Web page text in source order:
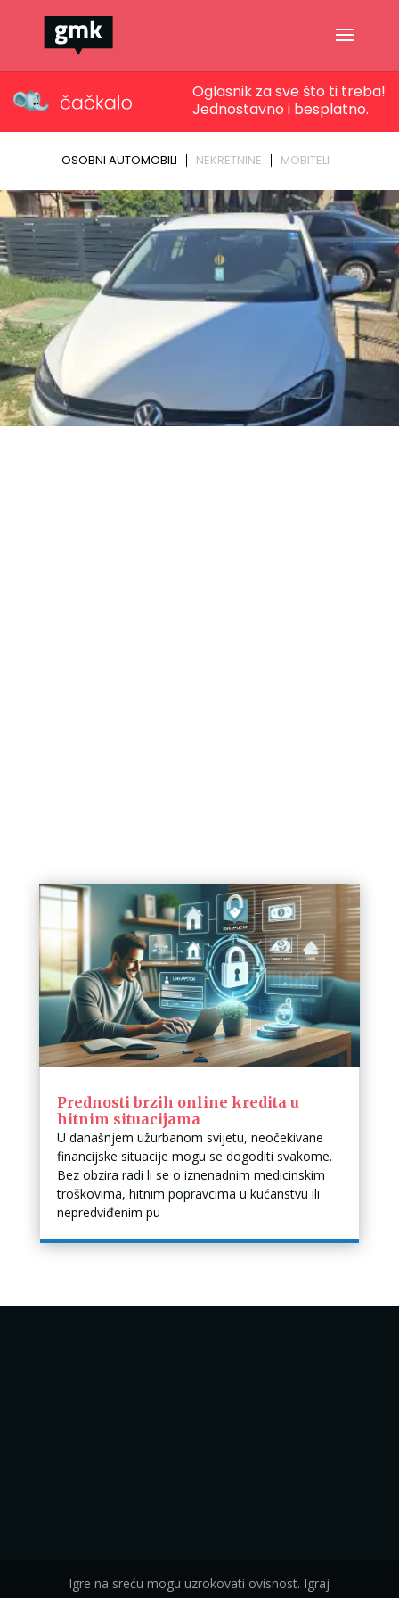
Prednosti brzih online kredita u
hitnim situacijama
U današnjem užurbanom svijetu, neočekivane
financijske situacije mogu se dogoditi svakome.
Bez obzira radi li se o iznenadnim medicinskim
troškovima, hitnim popravcima u kućanstvu ili
nepredviđenim pu
Igre na sreću mogu uzrokovati ovisnost. Igraj